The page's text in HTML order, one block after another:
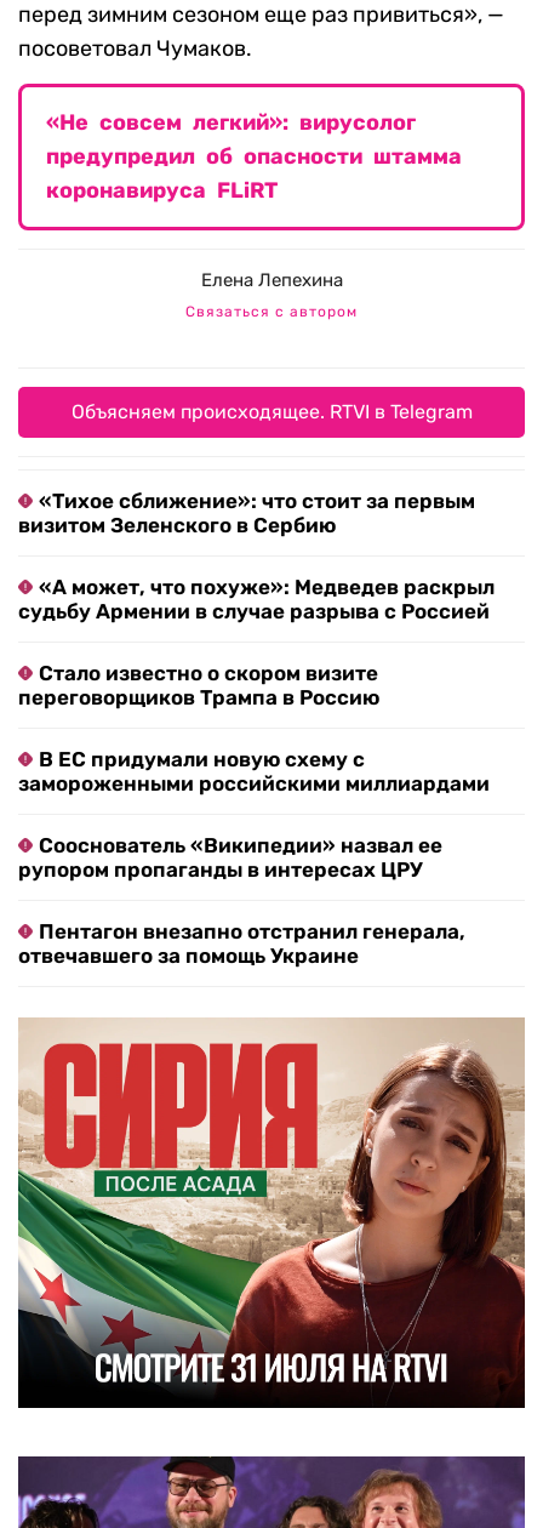
перед зимним сезоном еще раз привиться», —
посоветовал Чумаков.
«Не совсем легкий»: вирусолог
предупредил об опасности штамма
коронавируса FLiRT
Елена Лепехина
Связаться с автором
Объясняем происходящее. RTVI в Telegram
«Тихое сближение»: что стоит за первым
визитом Зеленского в Сербию
«А может, что похуже»: Медведев раскрыл
судьбу Армении в случае разрыва с Россией
Стало известно о скором визите
переговорщиков Трампа в Россию
В ЕС придумали новую схему с
замороженными российскими миллиардами
Сооснователь «Википедии» назвал ее
рупором пропаганды в интересах ЦРУ
Пентагон внезапно отстранил генерала,
отвечавшего за помощь Украине